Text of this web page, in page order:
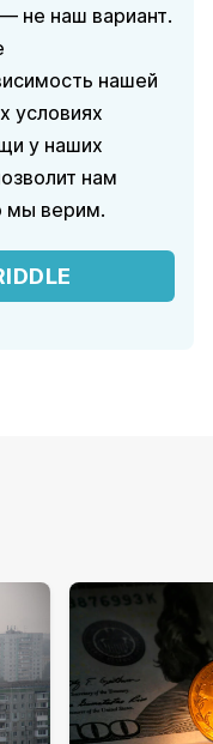
не наш вариант.
нашей
условиях
у наших
нам
мы верим.